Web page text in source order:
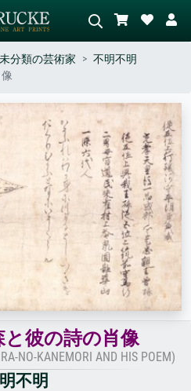
シーンを説明してください – 例：
緑の草原、赤の多い抽象画、暗い
油絵、木のそばの立ち姿のヌー
ド。
未分類の芸術家
不明不明
彼の詩の肖像
NO-KANEMORI AND HIS POEM)
不明